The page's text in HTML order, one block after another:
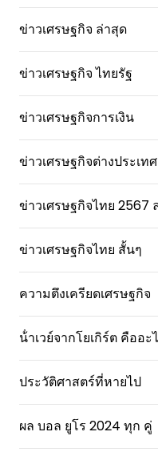
ข่าวเศรษฐกิจ ล่าสุด
ข่าวเศรษฐกิจ ไทยรัฐ
ข่าวเศรษฐกิจการเงิน
ข่าวเศรษฐกิจต่างประเทศ
ข่าวเศรษฐกิจไทย 2567
ข่าวเศรษฐกิจไทย สั้นๆ
ความตึงเครียดเศรษฐกิจ
น้ําเวย์จากโยเกิร์ต คืออะ
ประวัติศาสตร์ที่หายไป
ผล บอล ยูโร 2024 ทุก คู่